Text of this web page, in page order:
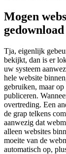
Mogen
Tja, eigenlijk
bekijkt, dan is er
uw systeem
hele website
gebruiken, maar
publiceren.
overtreding. Een
de grap telkens
aanwezig dat
alleen websites
moeite van de
automatisch op,